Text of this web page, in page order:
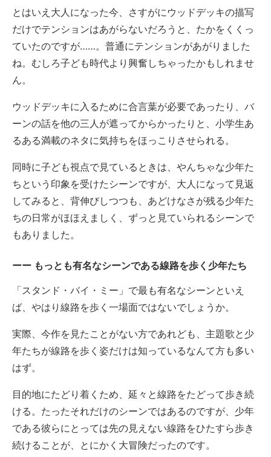
とはいえ大人になった今、さすがにウッドデッキの描写
だけでテンションはあがらないだろうと、たかをくくっ
ていたのですが……。普通にテンションがあがりました
ね。むしろ子ども時代より興奮しちゃったかもしれませ
ん。
ウッドデッキに入るために合言葉が必要であったり、バ
ーンの話を他の三人が遮ってからかったりと、小学生あ
るある満載のネタに気持ちをほっこりさせられる。
同時に子ども視点で見ているときは、やんちゃな少年た
ちという印象を受けたシーンですが、大人になって見返
してみると、背伸びしつつも、あどけなさが残る少年た
ちの日常がほほえましく、ずっと見ていられるシーンで
もありました。
もっとも有名なシーンである線路を歩く少年たち
「スタンド・バイ・ミー」で最も有名なシーンといえ
ば、やはり線路を歩く一場面ではないでしょうか。
実際、今作を見たことがない方であれども、主題歌と少
年たちが線路を歩く姿だけは知っているなんて方も多い
はず。
目的地にたどり着くため、延々と線路をたどって歩き続
ける。たったそれだけのシーンではあるのですが、少年
である彼らにとっては先の見えない線路をひたすら歩き
続けることが、とにかく大冒険だったのです。